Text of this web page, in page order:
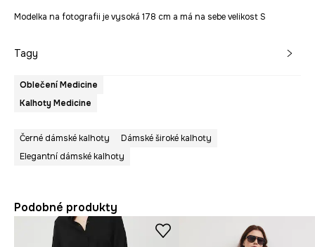
Modelka na fotografii je vysoká 178 cm a má na sebe velikost S
Tagy
Oblečení Medicine
Kalhoty Medicine
Černé dámské kalhoty
Dámské široké kalhoty
Elegantní dámské kalhoty
Podobné produkty